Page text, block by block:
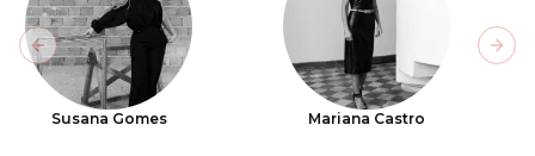
Susana Gomes Mariana Castro
Previous slide